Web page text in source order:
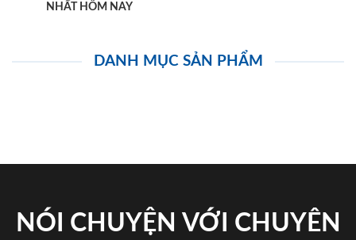
NHẤT HÔM NAY
DANH MỤC SẢN PHẨM
NÓI CHUYỆN VỚI CHUYÊN